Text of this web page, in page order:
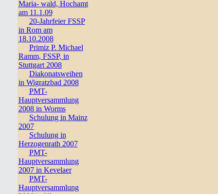
Maria- wald, Hochamt
am 11.1.09
20-Jahrfeier FSSP
in Rom am
18.10.2008
Primiz P. Michael
Ramm, FSSP, in
Stuttgart 2008
Diakonatsweihen
in Wigratzbad 2008
PMT-
Hauptversammlung
2008 in Worms
Schulung in Mainz
2007
Schulung in
Herzogenrath 2007
PMT-
Hauptversammlung
2007 in Kevelaer
PMT-
Hauptversammlung